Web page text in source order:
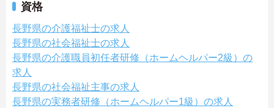
資格
長野県の介護福祉士の求人
長野県の社会福祉士の求人
長野県の介護職員初任者研修（ホームヘルパー2級）の
求人
長野県の社会福祉主事の求人
長野県の実務者研修（ホームヘルパー1級）の求人